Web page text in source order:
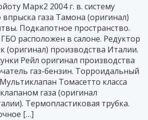
Марк2 2004 г. в. систему
впрыска газа Тамона (оригинал)
Подкапотное пространство.
расположен в салоне. Редуктор
(оригинал) производства Италии.
Рейл оригинал производства
газ-бензин. Торроидальный
Томасетто класса
газа (оригинал
Термопластиковая трубка.
[…]